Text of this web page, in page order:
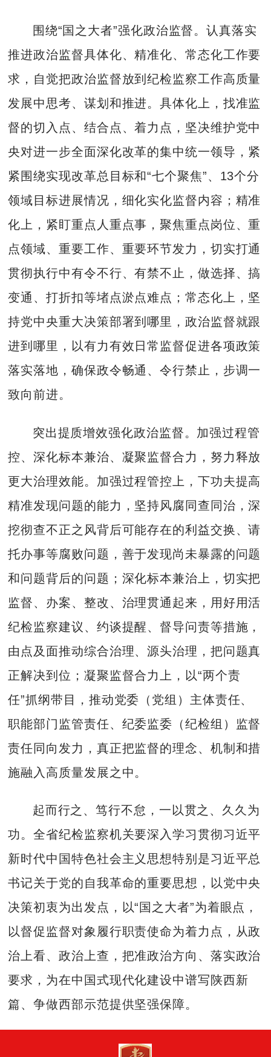
围绕“国之大者”强化政治监督。认真落实
推进政治监督具体化、精准化、常态化工作要
求，自觉把政治监督放到纪检监察工作高质量
发展中思考、谋划和推进。具体化上，找准监
督的切入点、结合点、着力点，坚决维护党中
央对进一步全面深化改革的集中统一领导，紧
紧围绕实现改革总目标和“七个聚焦”、13个分
领域目标进展情况，细化实化监督内容；精准
化上，紧盯重点人重点事，聚焦重点岗位、重
点领域、重要工作、重要环节发力，切实打通
贯彻执行中有令不行、有禁不止，做选择、搞
变通、打折扣等堵点淤点难点；常态化上，坚
持党中央重大决策部署到哪里，政治监督就跟
进到哪里，以有力有效日常监督促进各项政策
落实落地，确保政令畅通、令行禁止，步调一
致向前进。
突出提质增效强化政治监督。加强过程管
控、深化标本兼治、凝聚监督合力，努力释放
更大治理效能。加强过程管控上，下功夫提高
精准发现问题的能力，坚持风腐同查同治，深
挖彻查不正之风背后可能存在的利益交换、请
托办事等腐败问题，善于发现尚未暴露的问题
和问题背后的问题；深化标本兼治上，切实把
监督、办案、整改、治理贯通起来，用好用活
纪检监察建议、约谈提醒、督导问责等措施，
由点及面推动综合治理、源头治理，把问题真
正解决到位；凝聚监督合力上，以“两个责
任”抓纲带目，推动党委（党组）主体责任、
职能部门监管责任、纪委监委（纪检组）监督
责任同向发力，真正把监督的理念、机制和措
施融入高质量发展之中。
起而行之、笃行不怠，一以贯之、久久为
功。全省纪检监察机关要深入学习贯彻习近平
新时代中国特色社会主义思想特别是习近平总
书记关于党的自我革命的重要思想，以党中央
决策初衷为出发点，以“国之大者”为着眼点，
以督促监督对象履行职责使命为着力点，从政
治上看、政治上查，把准政治方向、落实政治
要求，为在中国式现代化建设中谱写陕西新
篇、争做西部示范提供坚强保障。